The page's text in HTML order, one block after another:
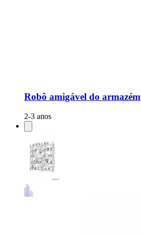
Robô amigável do armazém
2-3 anos